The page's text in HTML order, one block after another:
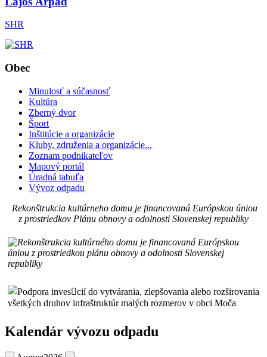
SHR
Obec
Minulosť a súčasnosť
Kultúra
Zberný dvor
Šport
Inštitúcie a organizácie
Kluby, združenia a organizácie...
Zoznam podnikateľov
Mapový portál
Úradná tabuľa
Vývoz odpadu
Rekonštrukcia kultúrneho domu je financovaná Európskou úniou
z prostriedkov Plánu obnovy a odolnosti Slovenskej republiky
Kalendár vývozu odpadu